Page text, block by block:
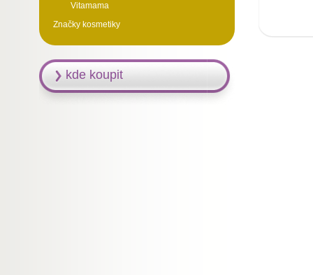
Vitamama
Značky kosmetiky
kde koupit